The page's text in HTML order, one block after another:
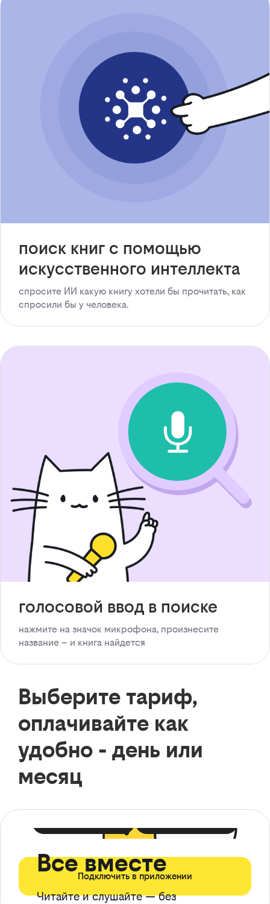
поиск книг с помощью
искусственного интеллекта
спросите ИИ какую книгу хотели бы прочитать, как
спросили бы у человека.
голосовой ввод в поиске
нажмите на значок микрофона, произнесите
название – и книга найдется
Выберите тариф,
оплачивайте как
удобно - день или
месяц
Все вместе
Читайте и слушайте — без
Подключить в приложении